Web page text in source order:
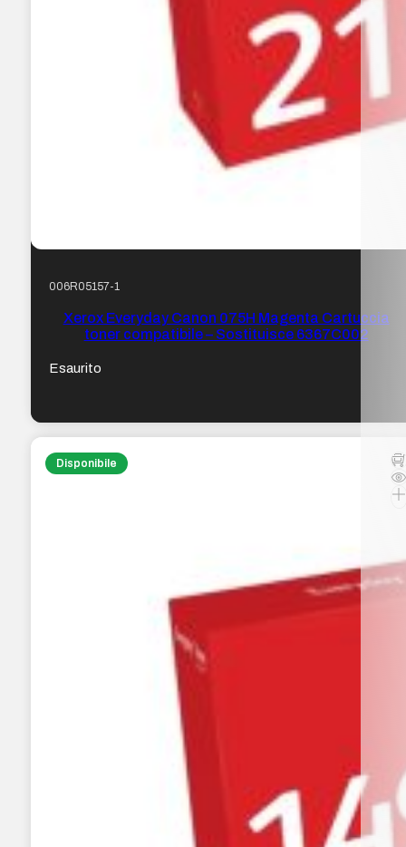
006R05157-1
Xerox Everyday Canon 075H Magenta Cartuccia
toner compatibile – Sostituisce 6367C002
Esaurito
Disponibile